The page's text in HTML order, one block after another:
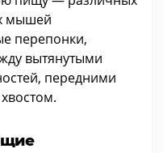
мышей
перепонки,
вытянутыми
передними